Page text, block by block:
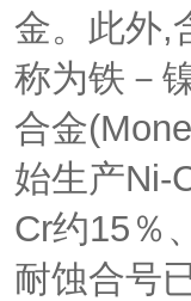
金。此外,
称为铁－
合金
始生产Ni-
Cr约15％
耐蚀合号